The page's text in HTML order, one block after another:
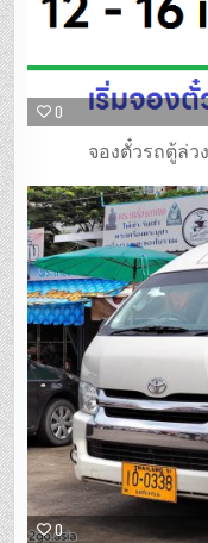
0
จองตั๋วรถตู้ล่ว
0